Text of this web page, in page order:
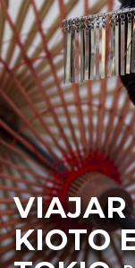
VIAJAR
KIOTO